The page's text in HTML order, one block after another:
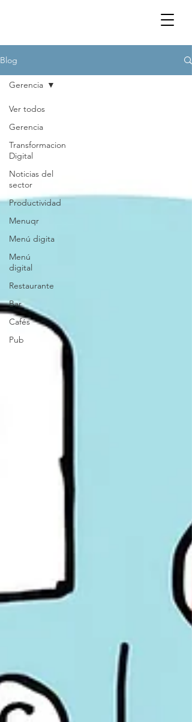
Blog
Ver todos
Gerencia
Transformacion
Digital
Noticias del
sector
Productividad
Menuqr
Menú digita
Menú
digital
Restaurante
Bar
Cafés
Pub
Gerencia